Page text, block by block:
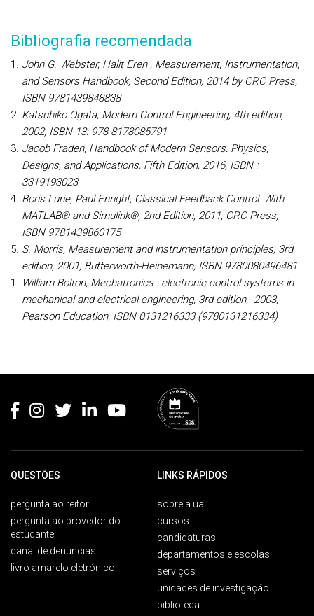
Bibliografia recomendada
John G. Webster, Halit Eren , Measurement, Instrumentation,
and Sensors Handbook, Second Edition, 2014 by CRC Press,
ISBN 9781439848838
Katsuhiko Ogata, Modern Control Engineering, 4th edition,
2002, ISBN-13: 978-8178085791
Jacob Fraden, Handbook of Modern Sensors: Physics,
Designs, and Applications, Fifth Edition, 2016, ISBN :
3319193023
Boris Lurie, Paul Enright, Classical Feedback Control: With
MATLAB® and Simulink®, 2nd Edition, 2011, CRC Press,
ISBN 9781439860175
S. Morris, Measurement and instrumentation principles, 3rd
edition, 2001, Butterworth-Heinemann, ISBN 9780080496481
William Bolton, Mechatronics : electronic control systems in
mechanical and electrical engineering, 3rd edition, 2003,
Pearson Education, ISBN 0131216333 (9780131216334)
QUESTÕES
pergunta ao reitor
pergunta ao provedor do
estudante
canal de denúncias
livro amarelo eletrónico
LINKS RÁPIDOS
sobre a ua
cursos
candidaturas
departamentos e escolas
serviços
unidades de investigação
biblioteca